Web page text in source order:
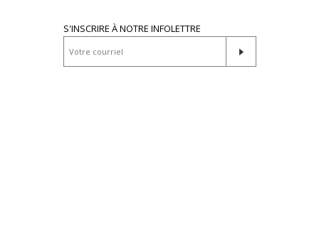
S'INSCRIRE À NOTRE INFOLETTRE